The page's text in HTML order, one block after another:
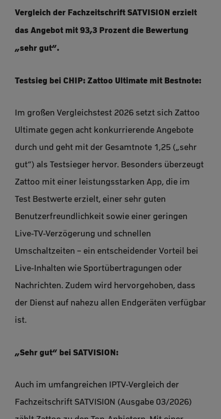
Vergleich der Fachzeitschrift SATVISION erzielt
das Angebot mit 93,3 Prozent die Bewertung
„sehr gut“.
Testsieg bei CHIP: Zattoo Ultimate mit Bestnote:
Im großen Vergleichstest 2026 setzt sich Zattoo
Ultimate gegen acht konkurrierende Angebote
durch und geht mit der Gesamtnote 1,25 („sehr
gut“) als Testsieger hervor. Besonders überzeugt
Zattoo mit einer leistungsstarken App, die im
Test Bestwerte erzielt, einer sehr guten
Benutzerfreundlichkeit sowie einer geringen
Live-TV-Verzögerung und schnellen
Umschaltzeiten – ein entscheidender Vorteil bei
Live-Inhalten wie Sportübertragungen oder
Nachrichten. Zudem wird hervorgehoben, dass
der Dienst auf nahezu allen Endgeräten verfügbar
ist.
„Sehr gut“ bei SATVISION:
Auch im umfangreichen IPTV-Vergleich der
Fachzeitschrift SATVISION (Ausgabe 03/2026)